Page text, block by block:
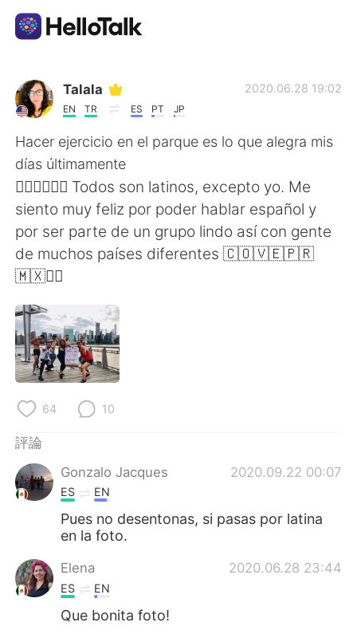
語言交換應用
AI Grammar Checker
繁體中文
English 简体中文
Español
Français
日本語
Русский
Indonesia
Türkçe Tiếng Việt
Português
Talala
EN TR ES PT JP
2020.06.28 19:02
Hacer ejercicio en el parque es lo que alegra mis
días últimamente
🏃🏻‍♀️🤸🏻‍♀️ Todos son latinos, excepto yo. Me
siento muy feliz por poder hablar español y
por ser parte de un grupo lindo así con gente
de muchos países diferentes 🇨🇴🇻🇪🇵🇷
🇲🇽✌🏼
64 10
評論
Gonzalo Jacques
2020.09.22 00:07
ES EN
Pues no desentonas, si pasas por latina
en la foto.
Elena 2020.06.28 23:44
ES EN
Que bonita foto!